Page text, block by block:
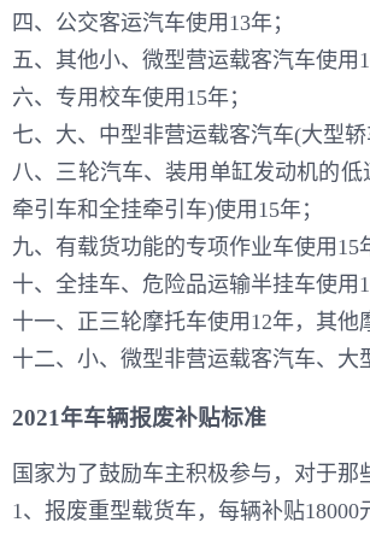
四、公交客运汽车使用13年；
五、其他小、微型营运载客汽车使用
六、专用校车使用15年；
七、大、中型非营运载客汽车(大型轿
八、三轮汽车、装用单缸发动机的
牵引车和全挂牵引车)使用15年；
九、有载货功能的专项作业车使用15
十、全挂车、危险品运输半挂车使用
十一、正三轮摩托车使用12年，其他
十二、小、微型非营运载客汽车、大
2021年车辆报废补贴标准
国家为了鼓励车主积极参与，对于那
1、报废重型载货车，每辆补贴18000